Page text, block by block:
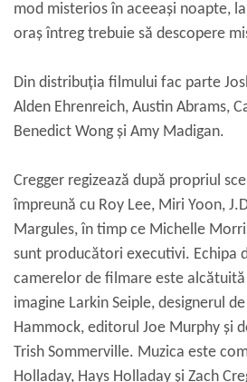
mod misterios în aceeași noapte,
oraș întreg trebuie să descopere
Din distribuția filmului fac parte
Alden Ehrenreich, Austin Abrams,
Benedict Wong și Amy Madigan.
Cregger regizează după propriul
împreună cu Roy Lee, Miri Yoon,
Margules, în timp ce Michelle
sunt producători executivi. Echipa
camerelor de filmare este
imagine Larkin Seiple, designerul
Hammock, editorul Joe Murphy și
Trish Sommerville. Muzica este
Holladay, Hays Holladay și Zach